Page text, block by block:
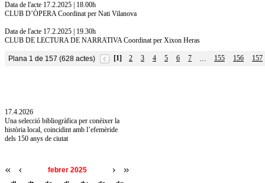
Data de l'acte 17.2.2025 | 18.00h
CLUB D’ÒPERA Coordinat per Nati Vilanova
Data de l'acte 17.2.2025 | 19.30h
CLUB DE LECTURA DE NARRATIVA Coordinat per Xixon Heras
Plana 1 de 157 (628 actes) [1] 2 3 4 5 6 7 … 155 156
157
17.4.2026
Una selecció bibliogràfica per conèixer la
història local, coincidint amb l’efemèride
dels 150 anys de ciutat
febrer 2025